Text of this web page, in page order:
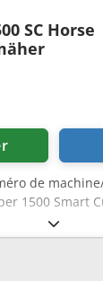
SC Horse
de
1500 Smart
du bac de
Djdpfx
de